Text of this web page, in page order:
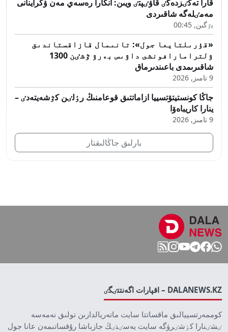
قارا تەڭٸزدەگٸ قاۋٸپتٸ ويىن: انكارا رەسەي مەن ۋكراينانى
مەمٸلەگە شاقىردى
بٷگىن, 00:45
«قۇرىلتايعا جول»: تانىمال قازاقستاندىق
ۋلترامارافونشى داۋىس بەرۋ ٷشٸن 1300
شاقىرىمدى باعىندىرماق
9 تامىز, 2026
جاڭا كونستيتۋتسييا ازاماتتىق قوعامنىڭ رٶلٸن كٷشەيتەدٸ –
ينارا كاريباەۆا
9 تامىز, 2026
بارلىق جاڭالىقتار
DALANEWS.KZ – اقپارات اگەنتتٸگٸ
كوممەرتسييالىق ماقساتتا سايت ماتەريالدارىن تولىق نەمەسە
ٸشٸنارا كٶشٸرۋگە سايت يەسٸنٸڭ جازباشا رۇقساتىمەن عانا جول